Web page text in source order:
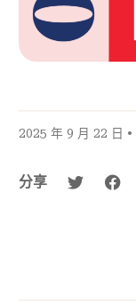
2025 年 9 月 22 日 •
分享